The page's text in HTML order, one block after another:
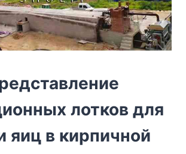
лотков для
яиц в кирпичной